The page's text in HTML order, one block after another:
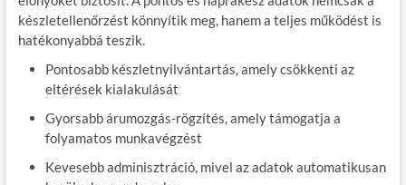
készletellenőrzést könnyítik meg, hanem a teljes működést is
hatékonyabbá teszik.
Pontosabb készletnyilvántartás, amely csökkenti az
eltérések kialakulását
Gyorsabb árumozgás-rögzítés, amely támogatja a
folyamatos munkavégzést
Kevesebb adminisztráció, mivel az adatok automatikusan